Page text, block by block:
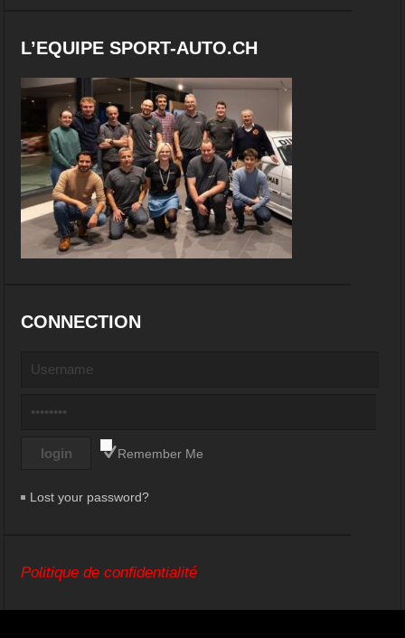
L’EQUIPE SPORT-AUTO.CH
CONNECTION
Remember Me
Lost your password?
Politique de confidentialité